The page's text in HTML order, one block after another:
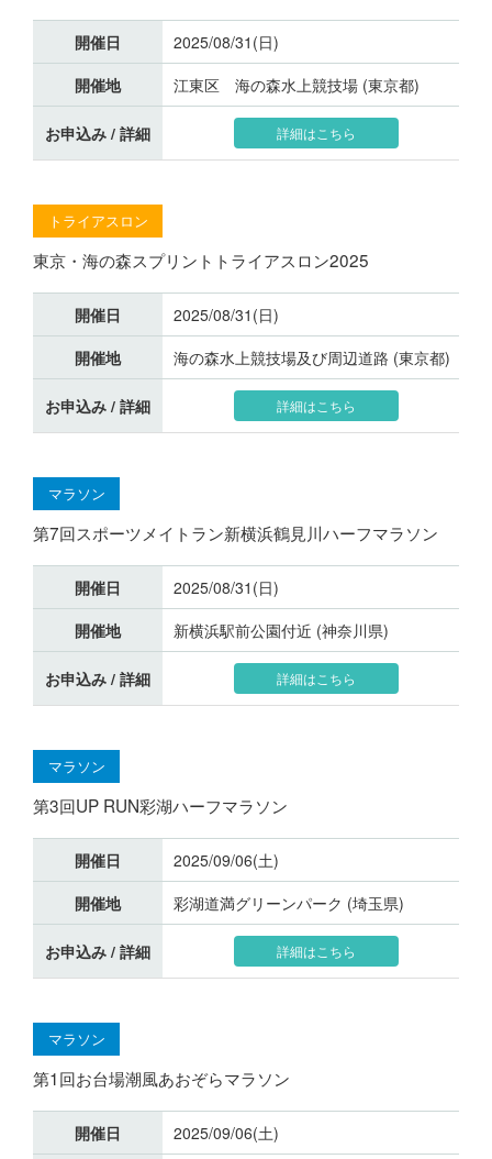
開催日
2025/08/31(日)
開催地
江東区 海の森水上競技場 (東京都)
お申込み / 詳細 詳細はこちら
トライアスロン
東京・海の森スプリントトライアスロン2025
開催日
2025/08/31(日)
開催地
海の森水上競技場及び周辺道路 (東京都)
お申込み / 詳細 詳細はこちら
マラソン
第7回スポーツメイトラン新横浜鶴見川ハーフマラソン
開催日
2025/08/31(日)
開催地
新横浜駅前公園付近 (神奈川県)
お申込み / 詳細 詳細はこちら
マラソン
第3回UP RUN彩湖ハーフマラソン
開催日
2025/09/06(土)
開催地
彩湖道満グリーンパーク (埼玉県)
お申込み / 詳細 詳細はこちら
マラソン
第1回お台場潮風あおぞらマラソン
開催日 2025/09/06(土)